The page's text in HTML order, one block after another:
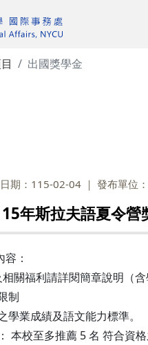
出國獎學金
期：115-02-04 發布單位
年斯拉夫語夏令營
：
關福利請詳閱簡章說明（
制
業成績及語文能力標準。
本校至多推薦 5 名 符合資格